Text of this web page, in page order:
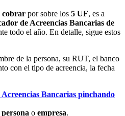
cobrar por sobre los 5 UF, es a
de Acreencias Bancarias de
todo el año. En detalle, sigue estos
de la persona, su RUT, el banco
con el tipo de acreencia, la fecha
Bancarias pinchando
o empresa.